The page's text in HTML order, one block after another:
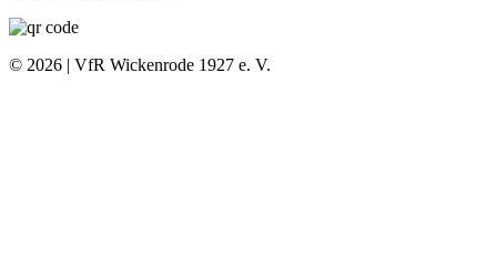
© 2026 | VfR Wickenrode 1927 e. V.